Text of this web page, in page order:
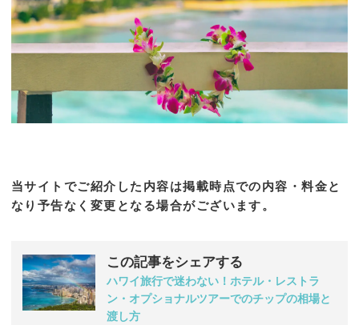
当サイトでご紹介した内容は掲載時点での内容・料金と
なり予告なく変更となる場合がございます。
この記事をシェアする
ハワイ旅行で迷わない！ホテル・レストラ
ン・オプショナルツアーでのチップの相場と
渡し方